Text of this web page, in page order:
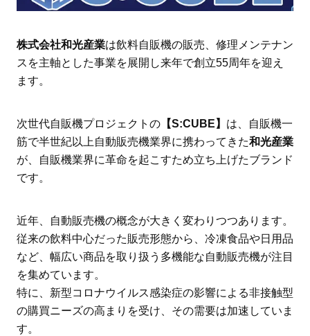
株式会社和光産業は飲料自販機の販売、修理メンテナン
スを主軸とした事業を展開し来年で創立55周年を迎え
ます。
次世代自販機プロジェクトの【S:CUBE】 は、自販機一
筋で半世紀以上自動販売機業界に携わってきた和光産業
が、自販機業界に革命を起こすため立ち上げたブランド
です。
近年、自動販売機の概念が大きく変わりつつあります。
従来の飲料中心だった販売形態から、冷凍食品や日用品
など、幅広い商品を取り扱う多機能な自動販売機が注目
を集めています。
特に、新型コロナウイルス感染症の影響による非接触型
の購買ニーズの高まりを受け、その需要は加速していま
す。